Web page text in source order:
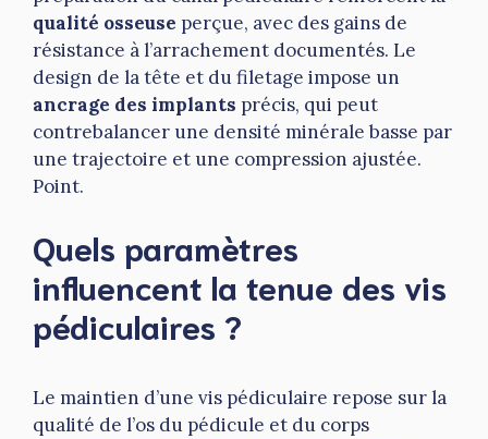
qualité osseuse perçue, avec des gains de
résistance à l’arrachement documentés. Le
design de la tête et du filetage impose un
ancrage des implants précis, qui peut
contrebalancer une densité minérale basse par
une trajectoire et une compression ajustée.
Point.
Quels paramètres
influencent la tenue des vis
pédiculaires ?
Le maintien d’une vis pédiculaire repose sur la
qualité de l’os du pédicule et du corps